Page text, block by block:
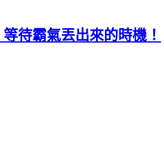
待霸氣丟出來的時機！